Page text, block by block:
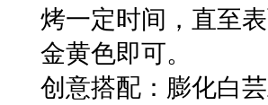
烤一定时间，直至
金黄色即可。
创意搭配：膨化白